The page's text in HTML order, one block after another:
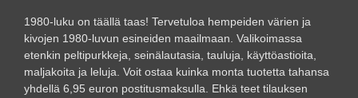
1980-luku on täällä taas! Tervetuloa hempeiden värien ja
kivojen 1980-luvun esineiden maailmaan. Valikoimassa
etenkin peltipurkkeja, seinälautasia, tauluja, käyttöastioita,
maljakoita ja leluja. Voit ostaa kuinka monta tuotetta tahansa
yhdellä 6,95 euron postitusmaksulla. Ehkä teet tilauksen